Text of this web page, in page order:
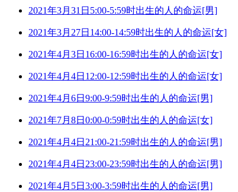
2021年3月31日5:00-5:59时出生的人的命运[男]
2021年3月27日14:00-14:59时出生的人的命运[女]
2021年4月3日16:00-16:59时出生的人的命运[女]
2021年4月4日12:00-12:59时出生的人的命运[女]
2021年4月6日9:00-9:59时出生的人的命运[男]
2021年7月8日0:00-0:59时出生的人的命运[女]
2021年4月4日21:00-21:59时出生的人的命运[男]
2021年4月4日23:00-23:59时出生的人的命运[男]
2021年4月5日3:00-3:59时出生的人的命运[男]